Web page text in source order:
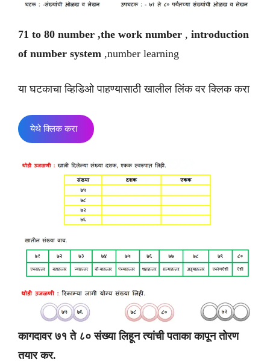
71 to 80 number ,the work number , introduction
of number system ,number learning
या घटकाचा व्हिडिओ पाहण्यासाठी खालील लिंक वर क्लिक करा
येथे क्लिक करा
कागदावर ७१ ते ८० संख्या लिहून त्यांची पताका कापून तोरण
तयार कर.